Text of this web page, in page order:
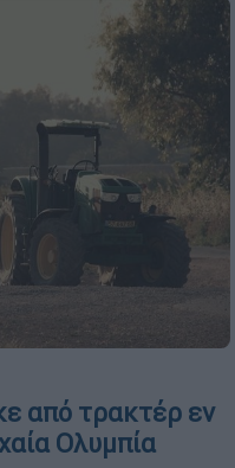
από τρακτέρ εν
Ολυμπία